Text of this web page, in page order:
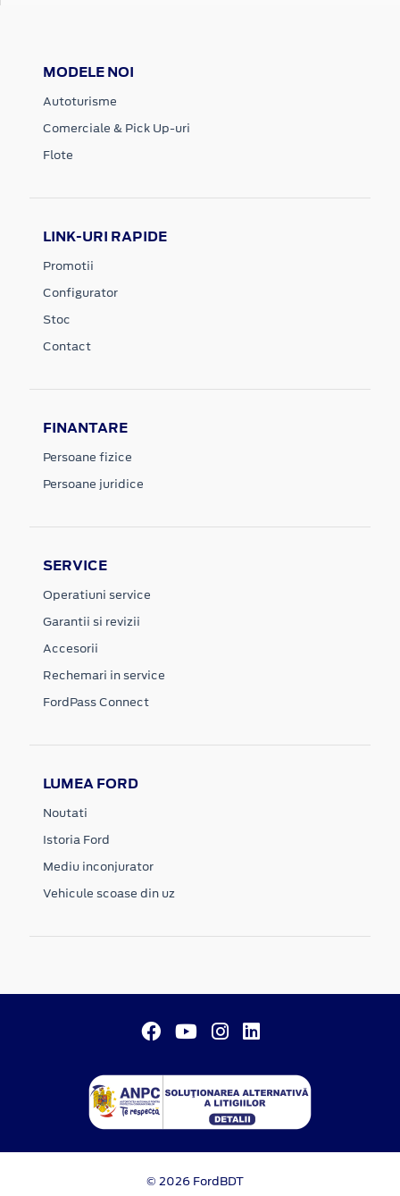
MODELE NOI
Autoturisme
Comerciale & Pick Up-uri
Flote
LINK-URI RAPIDE
Promotii
Configurator
Stoc
Contact
FINANTARE
Persoane fizice
Persoane juridice
SERVICE
Operatiuni service
Garantii si revizii
Accesorii
Rechemari in service
FordPass Connect
LUMEA FORD
Noutati
Istoria Ford
Mediu inconjurator
Vehicule scoase din uz
© 2026 FordBDT